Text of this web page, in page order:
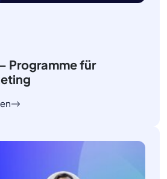
Programme für